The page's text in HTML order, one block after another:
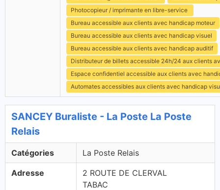
Photocopieur / imprimante en libre-service
Bureau accessible aux clients avec handicap moteur
Bureau accessible aux clients avec handicap visuel
Bureau accessible aux clients avec handicap auditif
Distributeur de billets accessible 24h/24 aux clients
Espace confidentiel accessible aux clients avec
Automates accessibles aux clients avec handicap
SANCEY Buraliste - La Poste La Poste
Relais
Catégories La Poste Relais
Adresse
2 ROUTE DE CLERVAL
TABAC